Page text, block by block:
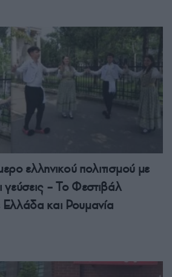
ελληνικού πολιτισμού με
γεύσεις – Το Φεστιβάλ
και Ρουμανία